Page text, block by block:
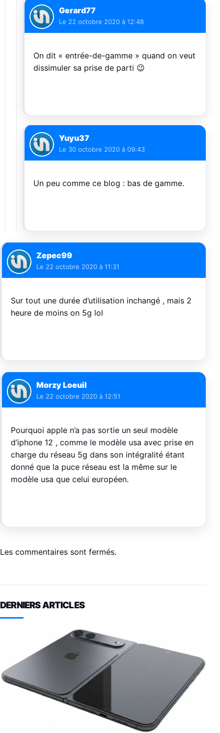
Gerard77
Le 22 octobre 2020 à 12:48
On dit « entrée-de-gamme » quand on veut
dissimuler sa prise de parti 😉
Yuyu37
Le 30 octobre 2020 à 09:43
Un peu comme ce blog : bas de gamme.
Zepec99
Le 22 octobre 2020 à 11:31
Sur tout une durée d’utilisation inchangé , mais 2
heure de moins on 5g lol
Morzy Loeuil
Le 22 octobre 2020 à 12:51
Pourquoi apple n’a pas sortie un seul modèle
d’iphone 12 , comme le modèle usa avec prise en
charge du réseau 5g dans son intégralité étant
donné que la puce réseau est la même sur le
modèle usa que celui européen.
Les commentaires sont fermés.
DERNIERS ARTICLES